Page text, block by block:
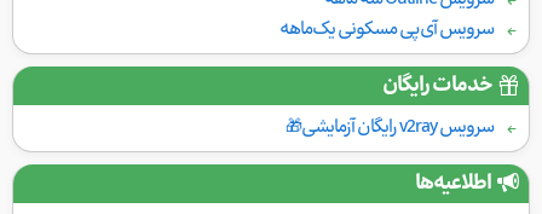
سرویس آی‌پی مسکونی یک‌ماهه
خدمات رایگان
سرویس v2ray رایگان آزمایشی🎁
اطلاعیه‌ها